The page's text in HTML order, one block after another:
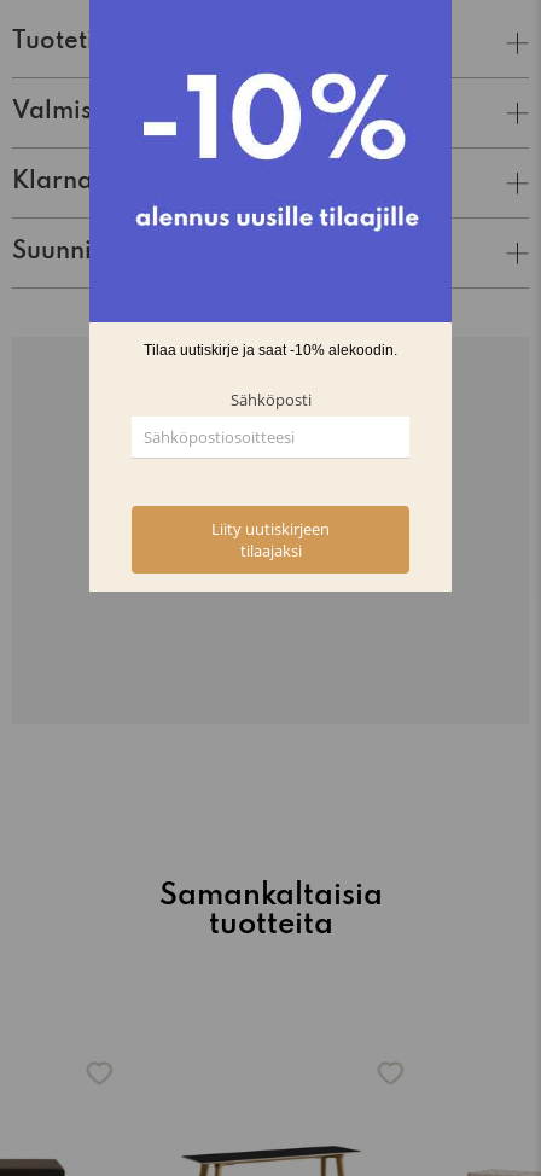
Tuotetiedot
Valmistaja
Klarna Lasku & Tili
Suunnittelija
Samankaltaisia
tuotteita